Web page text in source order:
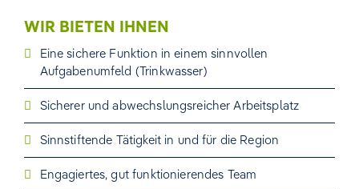
WIR BIETEN IHNEN
Eine sichere Funktion in einem sinnvollen
Aufgabenumfeld (Trinkwasser)
Sicherer und abwechslungsreicher Arbeitsplatz
Sinnstiftende Tätigkeit in und für die Region
Engagiertes, gut funktionierendes Team